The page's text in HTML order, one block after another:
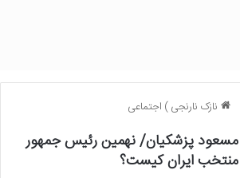
نازک نارنجی ) اجتماعی
مسعود پزشکیان/ نهمین رئیس جمهور
منتخب ایران کیست؟